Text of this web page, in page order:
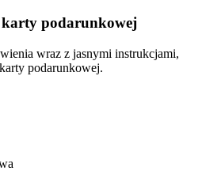
podarunkowej
wraz z jasnymi instrukcjami,
podarunkowej.